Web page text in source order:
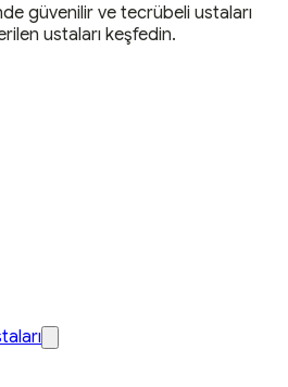
güvenilir ve tecrübeli ustaları
ustaları keşfedin.